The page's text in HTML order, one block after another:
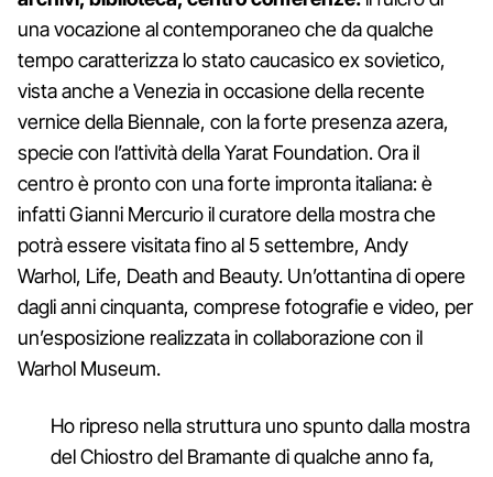
una vocazione al contemporaneo che da qualche
tempo caratterizza lo stato caucasico ex sovietico,
vista anche a Venezia in occasione della recente
vernice della Biennale, con la forte presenza azera,
specie con l’attività della Yarat Foundation. Ora il
centro è pronto con una forte impronta italiana: è
infatti Gianni Mercurio il curatore della mostra che
potrà essere visitata fino al 5 settembre, Andy
Warhol, Life, Death and Beauty. Un’ottantina di opere
dagli anni cinquanta, comprese fotografie e video, per
un’esposizione realizzata in collaborazione con il
Warhol Museum.
Ho ripreso nella struttura uno spunto dalla mostra
del Chiostro del Bramante di qualche anno fa,